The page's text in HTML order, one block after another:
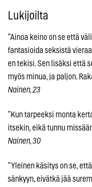
Lukijoilta
”Ainoa keino on se että
fantasioida seksistä
en tekisi. Sen lisäksi että
myös minua, ja paljon.
Nainen, 23
”Kun tarpeeksi monta
itsekin, eikä tunnu
Nainen, 30
”Yleinen käsitys on se,
sänkyyn, eivätkä jää